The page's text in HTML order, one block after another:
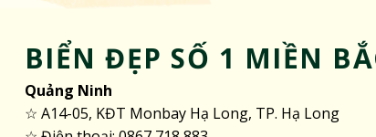
BIỂN ĐẸP SỐ 1 MIỀN
Quảng Ninh
☆ A14-05, KĐT Monbay Hạ Long, TP. Hạ Long